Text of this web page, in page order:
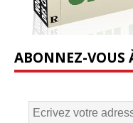
ABONNEZ-VOUS